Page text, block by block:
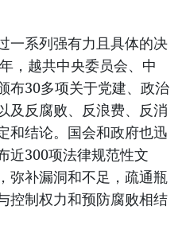
一系列强有力且具体的决
，越共中央委员会、中
布30多项关于党建、政治
及反腐败、反浪费、反消
和结论。国会和政府也迅
近300项法律规范性文
弥补漏洞和不足，疏通瓶
控制权力和预防腐败相结